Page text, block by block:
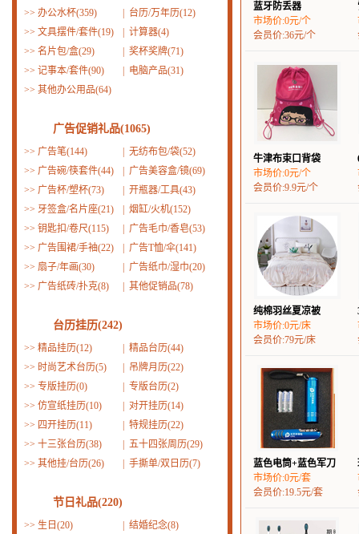
>> 办公水杯(359)
台历/万年历(12)
>> 文具摆件/套件(19)
计算器(4)
>> 名片包/盒(29)
奖杯奖牌(71)
>> 记事本/套件(90)
电脑产品(31)
>> 其他办公用品(64)
广告促销礼品(1065)
>> 广告笔(144)
无纺布包/袋(52)
>> 广告碗/筷套件(44)
广告美容盒/镜(69)
>> 广告杯/塑杯(73)
开瓶器/工具(43)
>> 牙签盒/名片座(21)
烟缸/火机(152)
>> 钥匙扣/卷尺(115)
广告毛巾/香皂(53)
>> 广告围裙/手袖(22)
广告T恤/伞(141)
>> 扇子/年画(30)
广告纸巾/湿巾(20)
>> 广告纸砖/扑克(8) 其他促销品(78)
台历挂历(242)
>> 精品挂历(12)
精品台历(44)
>> 时尚艺术台历(5)
吊牌月历(22)
>> 专版挂历(0)
专版台历(2)
>> 仿宣纸挂历(10)
对开挂历(14)
>> 四开挂历(11)
特规挂历(22)
>> 十三张台历(38)
五十四张周历(29)
>> 其他挂/台历(26) 手撕单/双日历(7)
节日礼品(220)
>> 生日(20)
结婚纪念(8)
蓝牙防丢器
市场价:0元/个
会员价:36元/个
牛津布束口背袋
市场价:0元/个
会员价:9.9元/个
纯棉羽丝夏凉被
市场价:0元/床
会员价:79元/床
蓝色电筒+蓝色军刀
市场价:0元/套
会员价:19.5元/套